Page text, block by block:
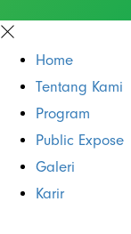
Home
Tentang Kami
Program
Public Expose
Galeri
Karir